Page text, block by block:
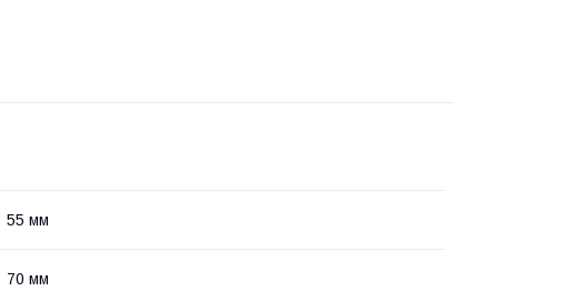
55 мм
70 мм